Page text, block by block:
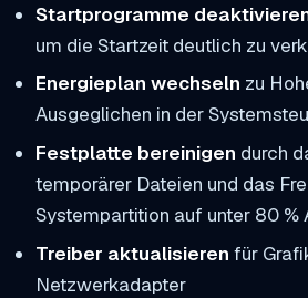
Startprogramme
um die Startzeit deutlich zu
Energieplan wechseln zu
Ausgeglichen in der
Festplatte bereinigen durch
temporärer Dateien und das
Systempartition auf unter 80 %
Treiber aktualisieren für
Netzwerkadapter